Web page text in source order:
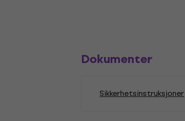
Dokumenter
Sikkerhetsinstruksjoner